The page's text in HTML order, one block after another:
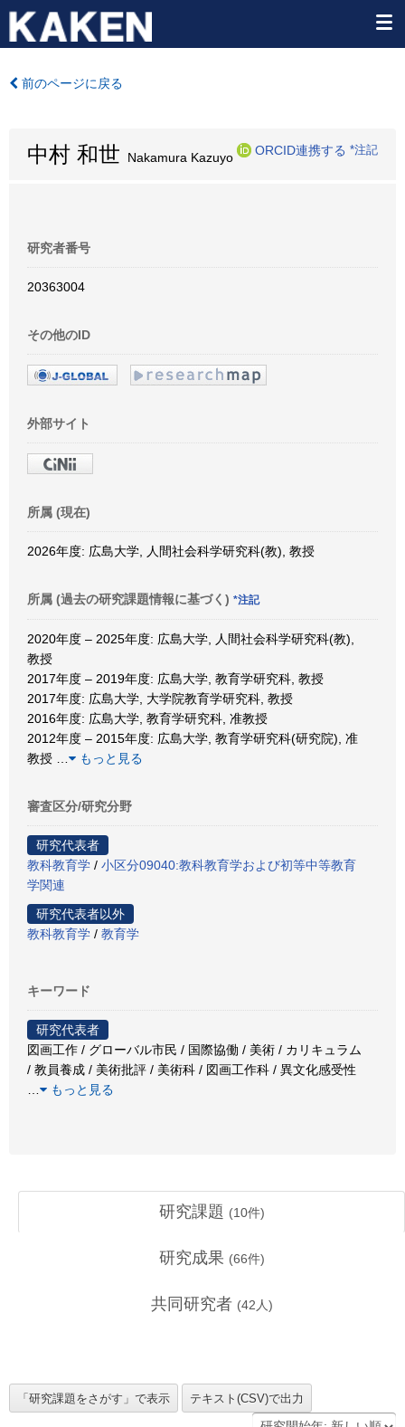
前のページに戻る
中村 和世 Nakamura Kazuyo
ORCID連携する *注記
研究者番号
20363004
その他のID
外部サイト
所属 (現在)
2026年度: 広島大学, 人間社会科学研究科(教), 教授
所属 (過去の研究課題情報に基づく) *注記
2020年度 – 2025年度: 広島大学, 人間社会科学研究科(教),
教授
2017年度 – 2019年度: 広島大学, 教育学研究科, 教授
2017年度: 広島大学, 大学院教育学研究科, 教授
2016年度: 広島大学, 教育学研究科, 准教授
2012年度 – 2015年度: 広島大学, 教育学研究科(研究院), 准
教授
もっと見る
審査区分/研究分野
研究代表者
教科教育学 / 小区分09040:教科教育学および初等中等教育
学関連
研究代表者以外
教科教育学 / 教育学
キーワード
研究代表者
図画工作 / グローバル市民 / 国際協働 / 美術 / カリキュラム
/ 教員養成 / 美術批評 / 美術科 / 図画工作科 / 異文化感受性
もっと見る
研究課題 (10件)
研究成果 (66件)
共同研究者 (42 人)